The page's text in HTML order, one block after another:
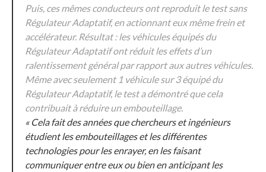
Puis, ces mêmes conducteurs ont reproduit le test sans
Régulateur Adaptatif, en actionnant eux même frein et
accélérateur. Résultat : les véhicules équipés du
Régulateur Adaptatif ont réduit les effets d’un
ralentissement général par rapport aux autres véhicules.
Même avec seulement 1 véhicule sur 3 équipé du
Régulateur Adaptatif, le test a démontré que cela
contribuait à réduire un embouteillage.
« Cela fait des années que chercheurs et ingénieurs
étudient les embouteillages et les différentes
technologies pour les enrayer, en les faisant
communiquer entre eux ou bien en anticipant les